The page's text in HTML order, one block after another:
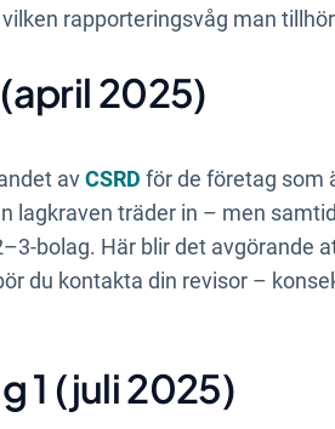
rapporteringsvåg man
2025)
avCSRD för de företag som
lagkraven träder in – men
bolag. Här blir det avgörande
du kontakta din revisor –
1 (juli 2025)